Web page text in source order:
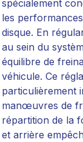
spécialement
les
disque. En
au sein du
équilibre de
véhicule. Ce
particulièrement
manœuvres de
répartition de la
et arrière